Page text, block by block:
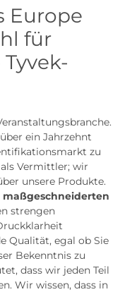
Europe
für
ein Jahrzehnt
zu
Vermittler; wir
unsere Produkte.
maßgeschneiderten
strengen
Qualität, egal ob Sie
Bekenntnis zu
dass wir jeden Teil
Wir wissen, dass in